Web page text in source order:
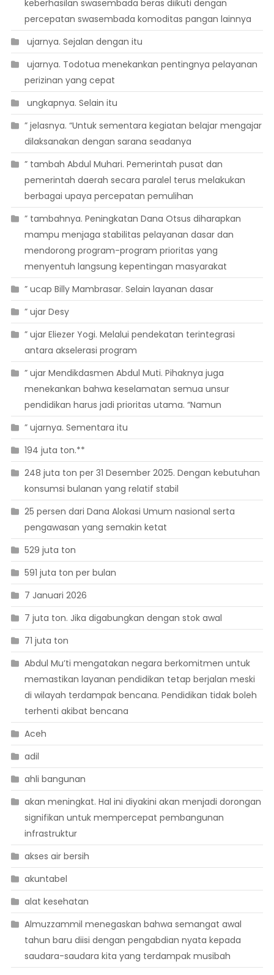
keberhasilan swasembada beras diikuti dengan
percepatan swasembada komoditas pangan lainnya
 ujarnya. Sejalan dengan itu
 ujarnya. Todotua menekankan pentingnya pelayanan
perizinan yang cepat
 ungkapnya. Selain itu
” jelasnya. “Untuk sementara kegiatan belajar mengajar
dilaksanakan dengan sarana seadanya
” tambah Abdul Muhari. Pemerintah pusat dan
pemerintah daerah secara paralel terus melakukan
berbagai upaya percepatan pemulihan
” tambahnya. Peningkatan Dana Otsus diharapkan
mampu menjaga stabilitas pelayanan dasar dan
mendorong program-program prioritas yang
menyentuh langsung kepentingan masyarakat
” ucap Billy Mambrasar. Selain layanan dasar
” ujar Desy
” ujar Eliezer Yogi. Melalui pendekatan terintegrasi
antara akselerasi program
” ujar Mendikdasmen Abdul Muti. Pihaknya juga
menekankan bahwa keselamatan semua unsur
pendidikan harus jadi prioritas utama. “Namun
” ujarnya. Sementara itu
194 juta ton.**
248 juta ton per 31 Desember 2025. Dengan kebutuhan
konsumsi bulanan yang relatif stabil
25 persen dari Dana Alokasi Umum nasional serta
pengawasan yang semakin ketat
529 juta ton
591 juta ton per bulan
7 Januari 2026
7 juta ton. Jika digabungkan dengan stok awal
71 juta ton
Abdul Mu’ti mengatakan negara berkomitmen untuk
memastikan layanan pendidikan tetap berjalan meski
di wilayah terdampak bencana. Pendidikan tidak boleh
terhenti akibat bencana
Aceh
adil
ahli bangunan
akan meningkat. Hal ini diyakini akan menjadi dorongan
signifikan untuk mempercepat pembangunan
infrastruktur
akses air bersih
akuntabel
alat kesehatan
Almuzzammil menegaskan bahwa semangat awal
tahun baru diisi dengan pengabdian nyata kepada
saudara-saudara kita yang terdampak musibah